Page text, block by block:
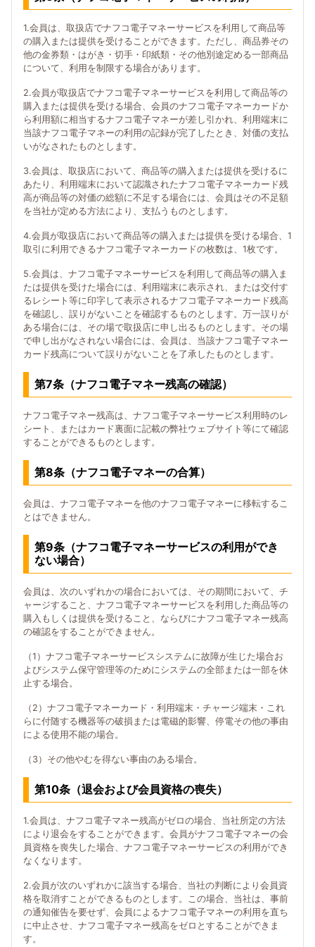
1.会員は、取扱店でナフコ電子マネーサービスを利用して商品等
の購入または提供を受けることができます。ただし、商品券その
他の金券類・はがき・切手・印紙類・その他別途定める一部商品
について、利用を制限する場合があります。
2.会員が取扱店でナフコ電子マネーサービスを利用して商品等の
購入または提供を受ける場合、会員のナフコ電子マネーカードか
ら利用額に相当するナフコ電子マネーが差し引かれ、利用端末に
当該ナフコ電子マネーの利用の記録が完了したとき、対価の支払
いがなされたものとします。
3.会員は、取扱店において、商品等の購入または提供を受けるに
あたり、利用端末において認識されたナフコ電子マネーカード残
高が商品等の対価の総額に不足する場合には、会員はその不足額
を当社が定める方法により、支払うものとします。
4.会員が取扱店において商品等の購入または提供を受ける場合、1
取引に利用できるナフコ電子マネーカードの枚数は、1枚です。
5.会員は、ナフコ電子マネーサービスを利用して商品等の購入ま
たは提供を受けた場合には、利用端末に表示され、または交付す
るレシート等に印字して表示されるナフコ電子マネーカード残高
を確認し、誤りがないことを確認するものとします。万一誤りが
ある場合には、その場で取扱店に申し出るものとします。その場
で申し出がなされない場合には、会員は、当該ナフコ電子マネー
カード残高について誤りがないことを了承したものとします。
第7条（ナフコ電子マネー残高の確認）
ナフコ電子マネー残高は、ナフコ電子マネーサービス利用時のレ
シート、またはカード裏面に記載の弊社ウェブサイト等にて確認
することができるものとします。
第8条（ナフコ電子マネーの合算）
会員は、ナフコ電子マネーを他のナフコ電子マネーに移転するこ
とはできません。
第9条（ナフコ電子マネーサービスの利用ができ
ない場合）
会員は、次のいずれかの場合においては、その期間において、チ
ャージすること、ナフコ電子マネーサービスを利用した商品等の
購入もしくは提供を受けること、ならびにナフコ電子マネー残高
の確認をすることができません。
（1）ナフコ電子マネーサービスシステムに故障が生じた場合お
よびシステム保守管理等のためにシステムの全部または一部を休
止する場合。
（2）ナフコ電子マネーカード・利用端末・チャージ端末・これ
らに付随する機器等の破損または電磁的影響、停電その他の事由
による使用不能の場合。
（3）その他やむを得ない事由のある場合。
第10条（退会および会員資格の喪失）
1.会員は、ナフコ電子マネー残高がゼロの場合、当社所定の方法
により退会をすることができます。会員がナフコ電子マネーの会
員資格を喪失した場合、ナフコ電子マネーサービスの利用ができ
なくなります。
2.会員が次のいずれかに該当する場合、当社の判断により会員資
格を取消すことができるものとします。この場合、当社は、事前
の通知催告を要せず、会員によるナフコ電子マネーの利用を直ち
に中止させ、ナフコ電子マネー残高をゼロとすることができま
す。